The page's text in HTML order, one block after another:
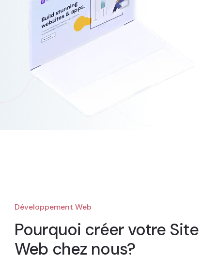
Développement Web
Pourquoi créer votre Site
Web chez nous?